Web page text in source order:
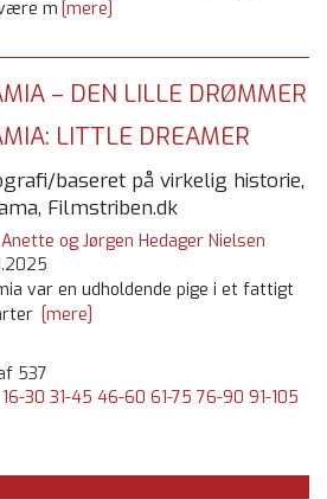
m [mere]
– DEN LILLE DRØMMER
LITTLE DREAMER
baseret på virkelig historie,
Filmstriben.dk
Anette og Jørgen Hedager Nielsen
var en udholdende pige i et fattigt
[mere]
537
16-30 31-45 46-60 61-75 76-90 91-105